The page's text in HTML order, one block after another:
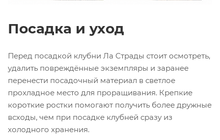
Посадка и уход
Перед посадкой клубни Ла Страды стоит осмотреть,
удалить повреждённые экземпляры и заранее
перенести посадочный материал в светлое
прохладное место для проращивания. Крепкие
короткие ростки помогают получить более дружные
всходы, чем при посадке клубней сразу из
холодного хранения.